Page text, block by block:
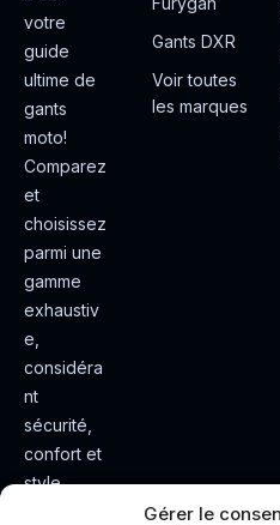
Gérer le
votre
guide
ultime de
gants
moto!
Comparez
et
choisissez
parmi une
gamme
exhaustiv
e,
considéra
nt
sécurité,
confort et
style.
Gants DXR
Voir toutes
les marques